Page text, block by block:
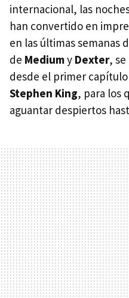
internacional, las
han convertido en
en las últimas semanas
de Mediumy Dexter,
desde el primer
Stephen King, para los
aguantar despiertos